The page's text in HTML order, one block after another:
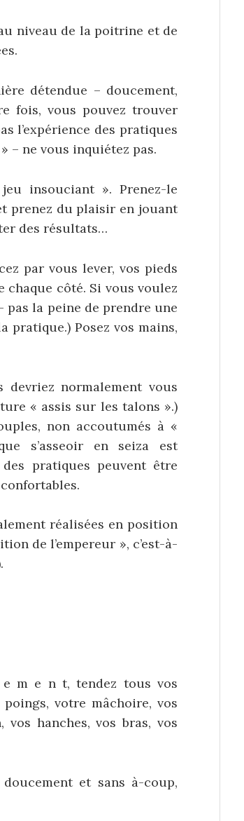
niveau de la poitrine et de
détendue – doucement,
fois, vous pouvez trouver
l’expérience des pratiques
– ne vous inquiétez pas.
insouciant ». Prenez-le
prenez du plaisir en jouant
des résultats…
par vous lever, vos pieds
chaque côté. Si vous voulez
pas la peine de prendre une
Posez vos mains,
normalement vous
« assis sur les talons ».)
non accoutumés à «
s’asseoir en seiza est
pratiques peuvent être
réalisées en position
de l’empereur », c’est-à-
m e n t, tendez tous vos
votre mâchoire, vos
hanches, vos bras, vos
et sans à-coup,